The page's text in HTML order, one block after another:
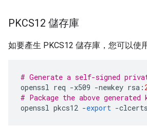
PKCS12 儲存庫
如要產生 PKCS12 儲存庫，您可以使
# Generate a self-signed
openssl req -x509 -newkey rsa :
# Package the above
openssl pkcs12 -export -clcerts